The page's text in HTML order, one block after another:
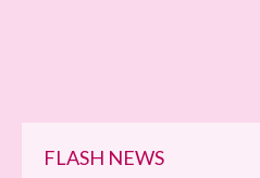
FLASH NEWS